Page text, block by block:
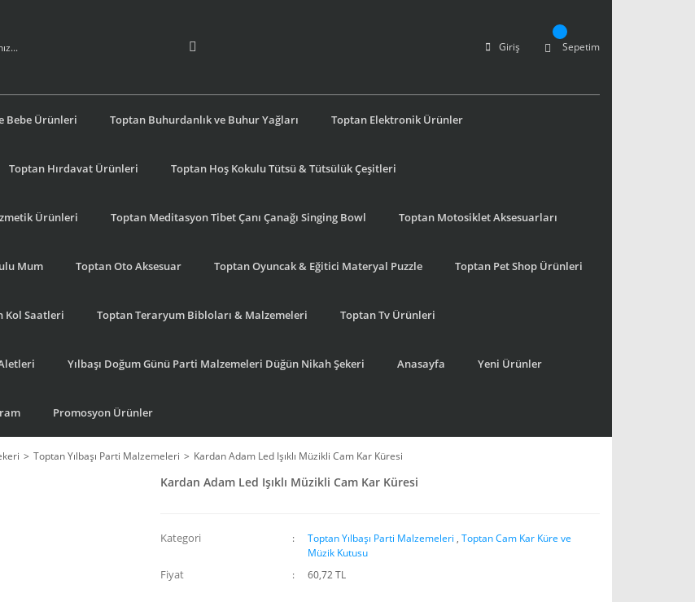
Giriş Sepetim
Bebe Ürünleri Toptan Buhurdanlık ve Buhur Yağları Toptan Elektronik Ürünler
Toptan Hırdavat Ürünleri Toptan Hoş Kokulu Tütsü & Tütsülük Çeşitleri
Ürünleri Toptan Meditasyon Tibet Çanı Çanağı Singing Bowl Toptan Motosiklet Aksesuarları
Mum Toptan Oto Aksesuar Toptan Oyuncak & Eğitici Materyal Puzzle Toptan Pet Shop Ürünleri
Kol Saatleri Toptan Teraryum Bibloları & Malzemeleri Toptan Tv Ürünleri
Yılbaşı Doğum Günü Parti Malzemeleri Düğün Nikah Şekeri Anasayfa Yeni Ürünler
Promosyon Ürünler
Toptan Yılbaşı Parti Malzemeleri Kardan Adam Led Işıklı Müzikli Cam Kar Küresi
Kardan Adam Led Işıklı Müzikli Cam Kar Küresi
Kategori Toptan Yılbaşı Parti Malzemeleri , Toptan Cam Kar Küre ve
Müzik Kutusu
Fiyat 60,72 TL